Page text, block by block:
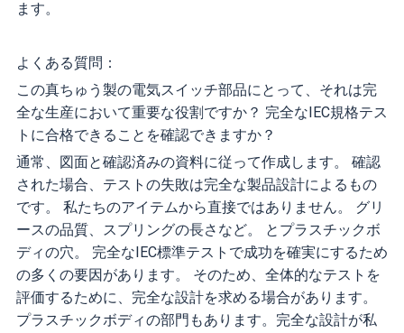
ます。
よくある質問：
この真ちゅう製の電気スイッチ部品にとって、それは完
全な生産において重要な役割ですか？ 完全なIEC規格テス
トに合格できることを確認できますか？
通常、図面と確認済みの資料に従って作成します。 確認
された場合、テストの失敗は完全な製品設計によるもの
です。 私たちのアイテムから直接ではありません。 グリ
ースの品質、スプリングの長さなど。 とプラスチックボ
ディの穴。 完全なIEC標準テストで成功を確実にするため
の多くの要因があります。 そのため、全体的なテストを
評価するために、完全な設計を求める場合があります。
プラスチックボディの部門もあります。完全な設計が私